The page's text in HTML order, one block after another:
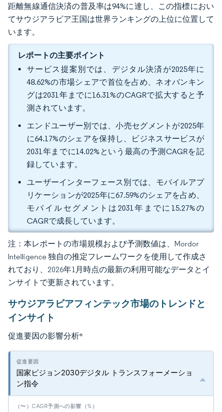
距離無線通信決済の普及率は94%に達し、この指標におい
てサウジアラビア王国は世界ランキングの上位に位置して
います。
レポートの主要ポイント
サービス提案別では、デジタル決済が2025年に
48.62%の市場シェアで首位を占め、ネオバンキン
グは2031年までに16.31%のCAGRで拡大すると予
測されています。
エンドユーザー別では、小売セグメントが2025年
に64.17%のシェアを保持し、ビジネスサービスが
2031年までに14.02%という最高の予測CAGRを記
録しています。
ユーザーインターフェース別では、モバイルアプ
リケーションが2025年に67.59%のシェアを占め、
モバイルセグメントは2031年までに15.27%の
CAGRで成長しています。
注：本レポートの市場規模および予測数値は、Mordor
Intelligence 独自の推定フレームワークを使用して作成さ
れており、2026年1月時点の最新の利用可能なデータとイ
ンサイトで更新されています。
サウジアラビアフィンテック市場のトレンドと
インサイト
促進要因の影響分析*
国家ビジョン2030デジタル トランスフォーメーショ
ン指令